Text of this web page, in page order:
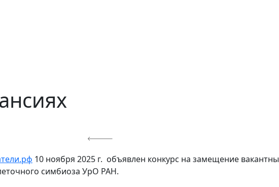
10 ноября 2025 г. объявлен конкурс на замещение
симбиоза УрО РАН.